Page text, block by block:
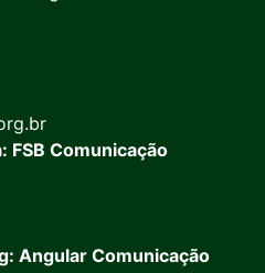
FSB Comunicação
Angular Comunicação